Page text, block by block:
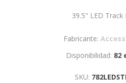
39.5" LED Track
Fabricante:
Disponibilidad: 82
SKU: